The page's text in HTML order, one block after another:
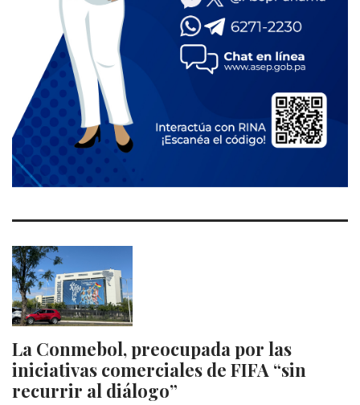
La Conmebol, preocupada por las
iniciativas comerciales de FIFA “sin
recurrir al diálogo”